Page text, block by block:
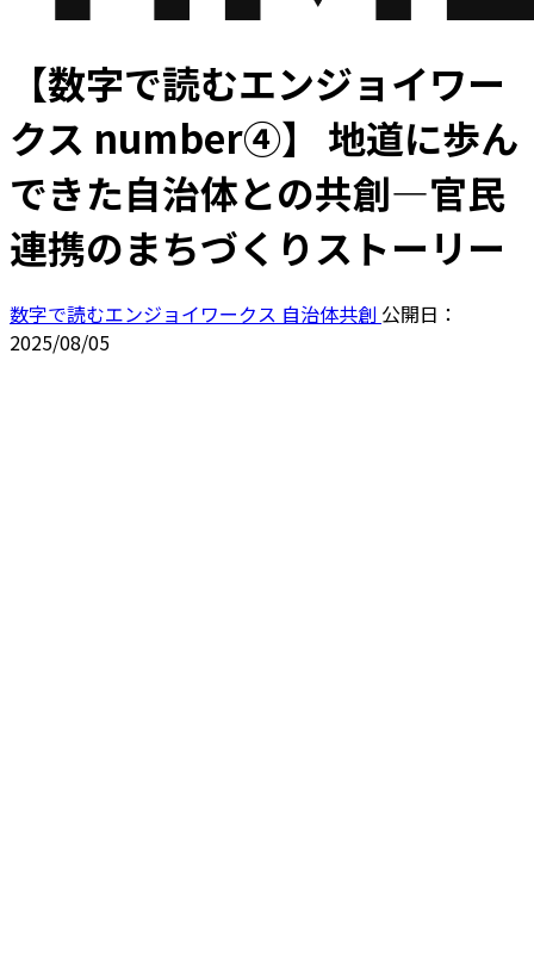
【数字で読むエンジョイワー
クス number④】 地道に歩ん
できた自治体との共創―官民
連携のまちづくりストーリー
数字で読むエンジョイワークス 自治体共創 公開日：
2025/08/05